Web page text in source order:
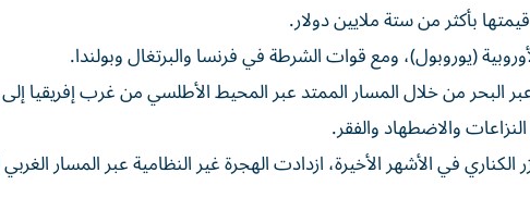
(يوروبول)، ومع قوات الشرطة في فرنسا والبرتغال وبولندا.
عبر البحر من خلال المسار الممتد عبر المحيط الأطلسي من غرب إفريقيا
والاضطهاد والفقر.
في الأشهر الأخيرة، ازدادت الهجرة غير النظامية عبر المسار